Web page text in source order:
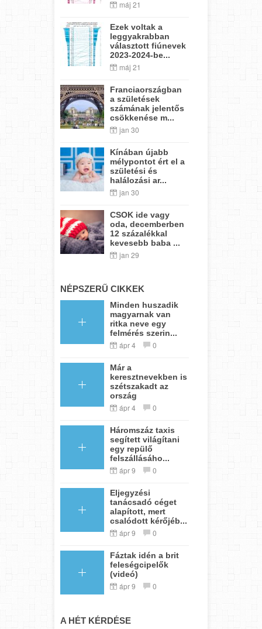
máj 21
Ezek voltak a
leggyakrabban
választott fiúnevek
2023-2024-be...
máj 21
Franciaországban
a születések
számának jelentős
csökkenése m...
jan 30
Kínában újabb
mélypontot ért el a
születési és
halálozási ar...
jan 30
CSOK ide vagy
oda, decemberben
12 százalékkal
kevesebb baba ...
jan 29
NÉPSZERŰ CIKKEK
Minden huszadik
magyarnak van
ritka neve egy
felmérés szerin...
ápr 4 0
Már a
keresztnevekben is
szétszakadt az
ország
ápr 4 0
Háromszáz taxis
segített világítani
egy repülő
felszállásáho...
ápr 9 0
Eljegyzési
tanácsadó céget
alapított, mert
csalódott kérőjéb...
ápr 9 0
Fáztak idén a brit
feleségcipelők
(videó)
ápr 9 0
A HÉT KÉRDÉSE